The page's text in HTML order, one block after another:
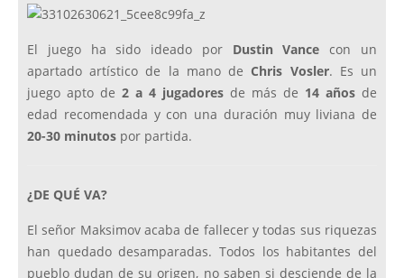
El juego ha sido ideado por Dustin Vance con un
apartado artístico de la mano de Chris Vosler. Es un
juego apto de 2 a 4 jugadores de más de 14 años de
edad recomendada y con una duración muy liviana de
20-30 minutos por partida.
¿DE QUÉ VA?
El señor Maksimov acaba de fallecer y todas sus riquezas
han quedado desamparadas. Todos los habitantes del
pueblo dudan de su origen, no saben si desciende de la